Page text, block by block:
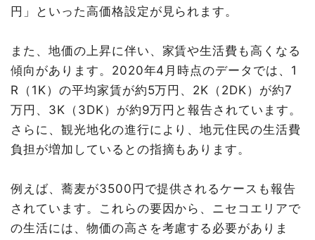
円」といった高価格設定が見られます。
また、地価の上昇に伴い、家賃や生活費も高くなる
傾向があります。2020年4月時点のデータでは、1
R（1K）の平均家賃が約5万円、2K（2DK）が約7
万円、3K（3DK）が約9万円と報告されています。
さらに、観光地化の進行により、地元住民の生活費
負担が増加しているとの指摘もあります。
例えば、蕎麦が3500円で提供されるケースも報告
されています。これらの要因から、ニセコエリアで
の生活には、物価の高さを考慮する必要がありま